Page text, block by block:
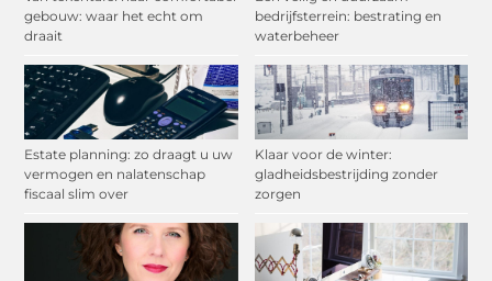
gebouw: waar het echt om
draait
bedrijfsterrein: bestrating en
waterbeheer
Estate planning: zo draagt u uw
vermogen en nalatenschap
fiscaal slim over
Klaar voor de winter:
gladheidsbestrijding zonder
zorgen